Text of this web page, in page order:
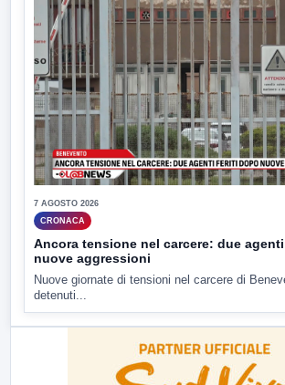
7 AGOSTO 2026
CRONACA
Ancora tensione nel carcere: due
nuove aggressioni
Nuove giornate di tensioni nel carcere di
detenuti...